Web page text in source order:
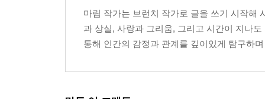
마림 작가는 브런치 작가로 글을 쓰기 시작해
과 상실, 사랑과 그리움, 그리고 시간이 지나
통해 인간의 감정과 관계를 깊이있게 탐구하